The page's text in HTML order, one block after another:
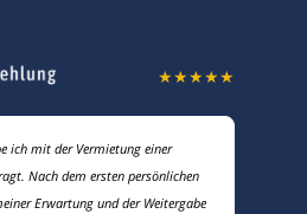
★
★
★
★
★
ich mit der Vermietung einer
Nach dem ersten persönlichen
Erwartung und der Weitergabe